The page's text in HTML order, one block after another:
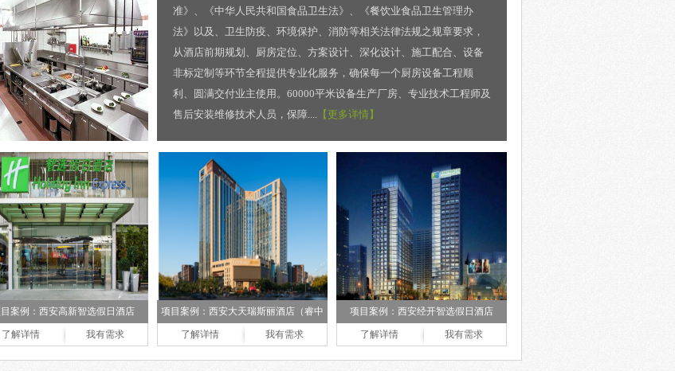
准》、《中华人民共和国食品卫生法》、《餐饮业食品卫生管理办
法》以及、卫生防疫、环境保护、消防等相关法律法规之规章要求，
从酒店前期规划、厨房定位、方案设计、深化设计、施工配合、设备
非标定制等环节全程提供专业化服务，确保每一个厨房设备工程顺
利、圆满交付业主使用。60000平米设备生产厂房、专业技术工程师及
售后安装维修技术人员，保障.... 【更多详情】
案例：西安高新智选假日酒店
了解详情 我有需求
项目案例：西安大天瑞斯丽酒店（睿中
心）
了解详情 我有需求
项目案例：西安经开智选假日酒店
了解详情 我有需求